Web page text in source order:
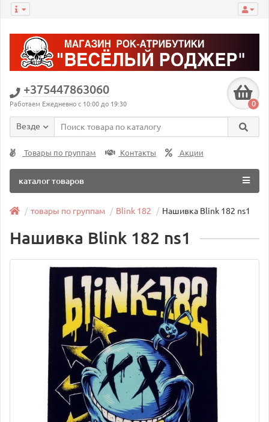
+375447863060
Работаем Ежедневно с 10:00 до 19:30 0
Везде
Товары по группам Контакты Акции
каталог товаров
товары по группам Blink 182 Нашивка Blink 182 ns1
Нашивка Blink 182 ns1